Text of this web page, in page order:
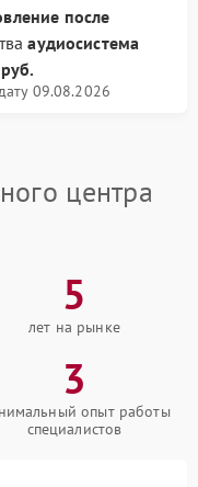
после
аудиосистема
09.08.2026
центра
5
лет на рынке
3
опыт работы
специалистов